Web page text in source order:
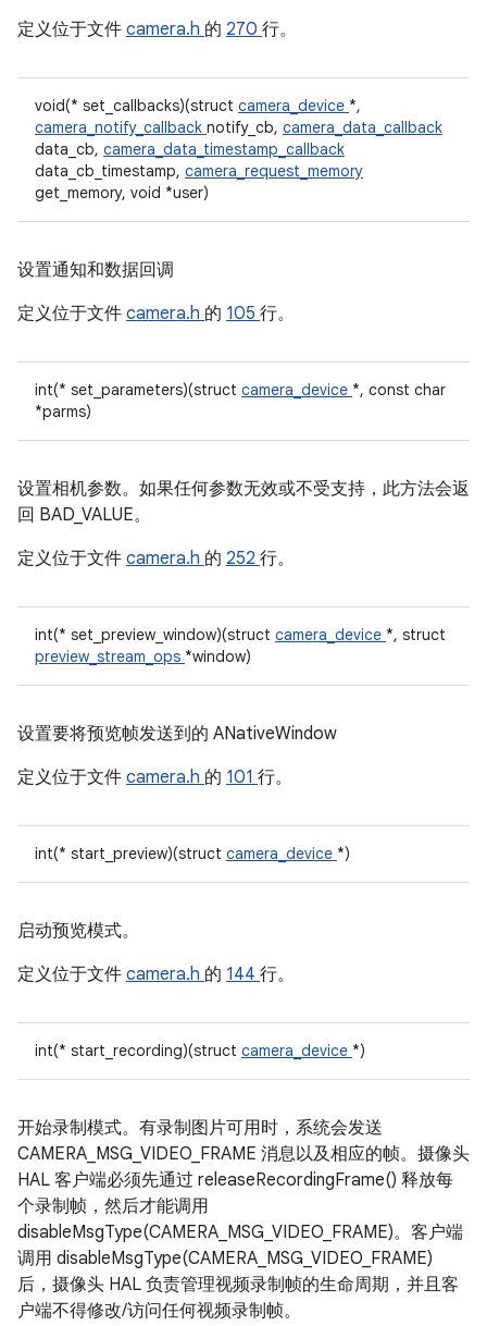
定义位于文件 camera.h 的 270 行。
void(* set_callbacks)(struct camera_device *,
camera_notify_callback notify_cb, camera_data_callback
data_cb, camera_data_timestamp_callback
data_cb_timestamp, camera_request_memory
get_memory, void *user)
设置通知和数据回调
定义位于文件 camera.h 的 105 行。
int(* set_parameters)(struct camera_device *, const char
*parms)
设置相机参数。如果任何参数无效或不受支持，此方法会返
回 BAD_VALUE。
定义位于文件 camera.h 的 252 行。
int(* set_preview_window)(struct camera_device *, struct
preview_stream_ops *window)
设置要将预览帧发送到的 ANativeWindow
定义位于文件 camera.h 的 101 行。
int(* start_preview)(struct camera_device *)
启动预览模式。
定义位于文件 camera.h 的 144 行。
int(* start_recording)(struct camera_device *)
开始录制模式。有录制图片可用时，系统会发送
CAMERA_MSG_VIDEO_FRAME 消息以及相应的帧。摄像头
HAL 客户端必须先通过 releaseRecordingFrame() 释放每
个录制帧，然后才能调用
disableMsgType(CAMERA_MSG_VIDEO_FRAME)。客户端
调用 disableMsgType(CAMERA_MSG_VIDEO_FRAME)
后，摄像头 HAL 负责管理视频录制帧的生命周期，并且客
户端不得修改/访问任何视频录制帧。